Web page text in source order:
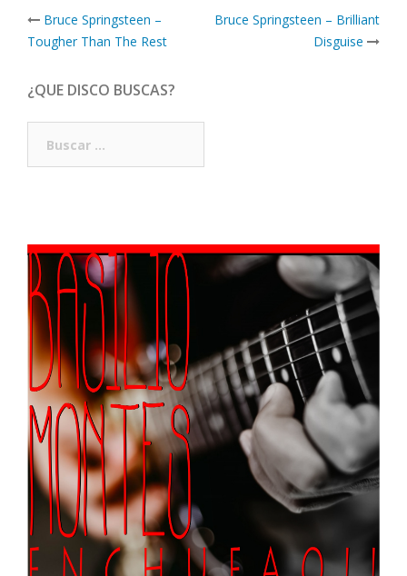
Post
navigation
Bruce Springsteen –
Tougher Than The Rest
Bruce Springsteen – Brilliant
Disguise
¿QUE DISCO BUSCAS?